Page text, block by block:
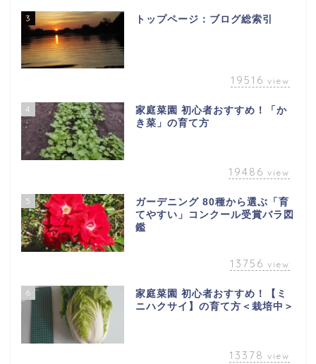
3 トップページ：ブログ総索引
19516 view
4
家庭菜園 初心者おすすめ！「か
き菜」の育て方
19486 view
5
ガーデニング 80種から選ぶ「育
てやすい」コンクール受賞バラ図
鑑
13756 view
6
家庭菜園 初心者おすすめ！【ミ
ニハクサイ】の育て方＜栽培中＞
13378 view